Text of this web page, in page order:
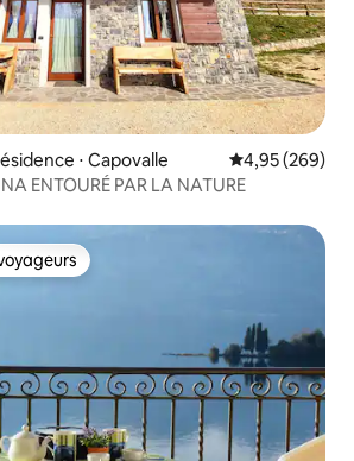
⋅ Capovalle Évaluation
4,95 (269)
ENTOURÉ PAR LA NATURE
les plus appréciés